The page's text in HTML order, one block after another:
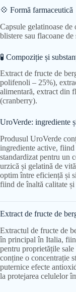
💠 Formă farmaceutică
Capsule gelatinoase
blistere sau flacoane de
🧪 Compoziție și
Extract de fructe de
polifenoli – 25%),
alimentară, extract din
(cranberry).
UroVerde: ingrediente
Produsul UroVerde
ingrediente active, fiind
standardizat pentru un
urzică și gelatină de
optim între eficiență și
fiind de înaltă calitate
Extract de fructe de
Extractul de fructe de
în principal în Italia,
pentru proprietățile
conține o concentrație
puternice efecte
la protejarea celulelor